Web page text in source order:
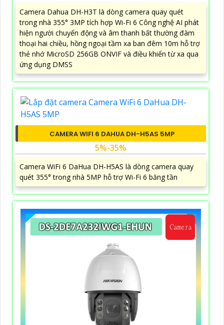
Camera Dahua DH-H3T là dòng camera quay quét
trong nhà 355° 3MP tích hợp Wi-Fi 6 Công nghệ AI phát
hiện người chuyển động và âm thanh bất thường đàm
thoại hai chiều, hồng ngoại tầm xa ban đêm 10m hỗ trợ
thẻ nhớ MicroSD 256GB ONVIF và điều khiển từ xa qua
ứng dụng DMSS
CAMERA WIFI 6 DAHUA DH-H5AS 5MP
5%-35%
Camera WiFi 6 DaHua DH-H5AS là dòng camera quay
quét 355° trong nhà 5MP hỗ trợ Wi-Fi 6 băng tần